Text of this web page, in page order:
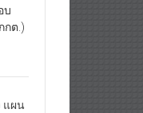
บ
กต.)
แผน